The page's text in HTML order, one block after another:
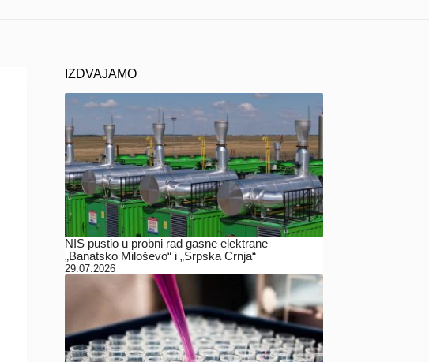
IZDVAJAMO
NIS pustio u probni rad gasne elektrane
„Banatsko Miloševo“ i „Srpska Crnja“
29.07.2026